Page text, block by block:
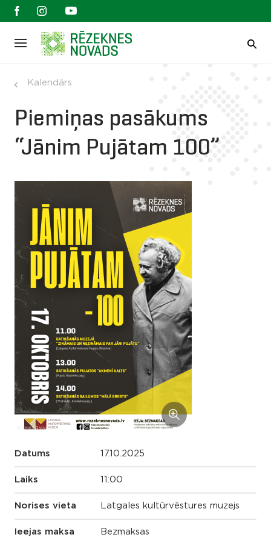
Kalendārs
Piemiņas pasākums
“Jānim Pujātam 100”
Datums 17.10.2025
Laiks 11:00
Norises vieta Latgales kultūrvēstures muzejs
Ieejas maksa Bezmaksas